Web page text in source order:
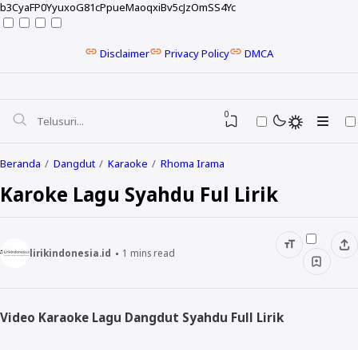
b3CyaFP0YyuxoG81cPpueMaoqxiBv5cJzOmSS4Yc
Disclaimer Privacy Policy DMCA
0
Beranda Dangdut Karaoke Rhoma Irama
Karoke Lagu Syahdu Ful Lirik
lirikindonesia.id 1 mins read
Video Karaoke Lagu Dangdut Syahdu Full Lirik